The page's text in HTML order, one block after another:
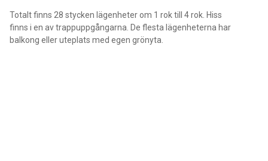
Totalt finns 28 stycken lägenheter om 1 rok till 4 rok. Hiss
finns i en av trappuppgångarna. De flesta lägenheterna har
balkong eller uteplats med egen grönyta.